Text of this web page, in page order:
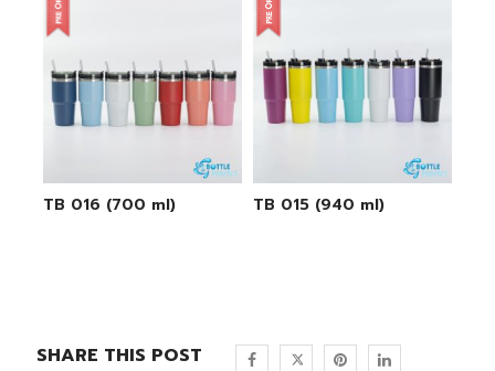
TB 016 (700 ml) TB 015 (940 ml)
SHARE THIS POST